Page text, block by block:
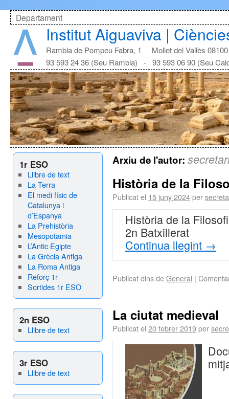
Departament
Institut Aiguaviva |
Rambla de Pompeu Fabra, 1 Mollet del Vallès 08100
93 593 24 36 (Seu Rambla) - 93 593 06 90 (Seu
1r ESO
Llibre de text
La Terra
El medi físic de
Catalunya i
d’Espanya
La Prehistòria
Mesopotamia
L’Antic Egipte
La Grècia Antiga
La Roma Antiga
Reforç 1r
Sortides 1r ESO
2n ESO
Llibre de text
3r ESO
Llibre de text
Arxiu de l'autor:
Història de la
Publicat el 15 juny 2024per
Història de la
2n Batxillerat
Continua llegint →
Publicat dins deGeneral |
La ciutat medieval
Publicat el 20 febrer 2019per